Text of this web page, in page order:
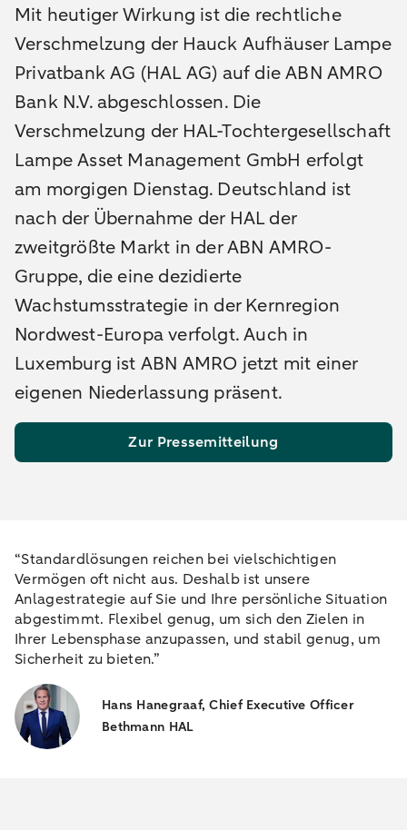
Mit heutiger Wirkung ist die rechtliche
Verschmelzung der Hauck Aufhäuser Lampe
Privatbank AG (HAL AG) auf die ABN AMRO
Bank N.V. abgeschlossen. Die
Verschmelzung der HAL-Tochtergesellschaft
Lampe Asset Management GmbH erfolgt
am morgigen Dienstag. Deutschland ist
nach der Übernahme der HAL der
zweitgrößte Markt in der ABN AMRO-
Gruppe, die eine dezidierte
Wachstumsstrategie in der Kernregion
Nordwest-Europa verfolgt. Auch in
Luxemburg ist ABN AMRO jetzt mit einer
eigenen Niederlassung präsent.
Zur Pressemitteilung
“Standardlösungen reichen bei vielschichtigen
Vermögen oft nicht aus. Deshalb ist unsere
Anlagestrategie auf Sie und Ihre persönliche Situation
abgestimmt. Flexibel genug, um sich den Zielen in
Ihrer Lebensphase anzupassen, und stabil genug, um
Sicherheit zu bieten.”
Hans Hanegraaf, Chief Executive Officer
Bethmann HAL